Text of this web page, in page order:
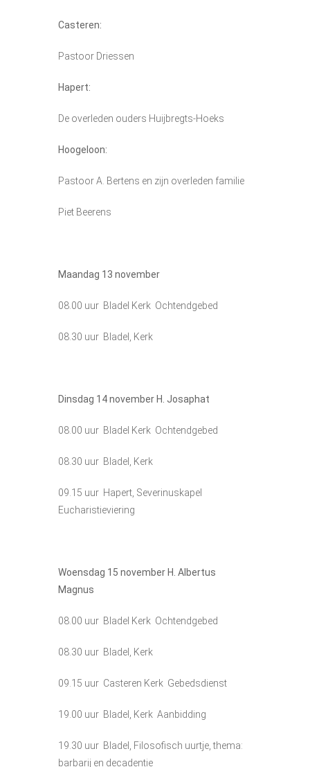
Casteren:
Pastoor Driessen
Hapert:
De overleden ouders Huijbregts-Hoeks
Hoogeloon:
Pastoor A. Bertens en zijn overleden familie
Piet Beerens
Maandag 13 november
08.00 uur Bladel Kerk Ochtendgebed
08.30 uur Bladel, Kerk
Dinsdag 14 november H. Josaphat
08.00 uur Bladel Kerk Ochtendgebed
08.30 uur Bladel, Kerk
09.15 uur Hapert, Severinuskapel
Eucharistieviering
Woensdag 15 november H. Albertus
Magnus
08.00 uur Bladel Kerk Ochtendgebed
08.30 uur Bladel, Kerk
09.15 uur Casteren Kerk Gebedsdienst
19.00 uur Bladel, Kerk Aanbidding
19.30 uur Bladel, Filosofisch uurtje, thema:
barbarij en decadentie